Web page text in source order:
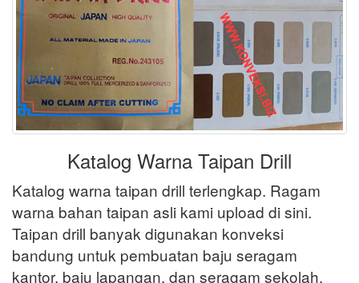
Katalog Warna Taipan Drill
Katalog warna taipan drill terlengkap. Ragam
warna bahan taipan asli kami upload di sini.
Taipan drill banyak digunakan konveksi
bandung untuk pembuatan baju seragam
kantor, baju lapangan, dan seragam sekolah.